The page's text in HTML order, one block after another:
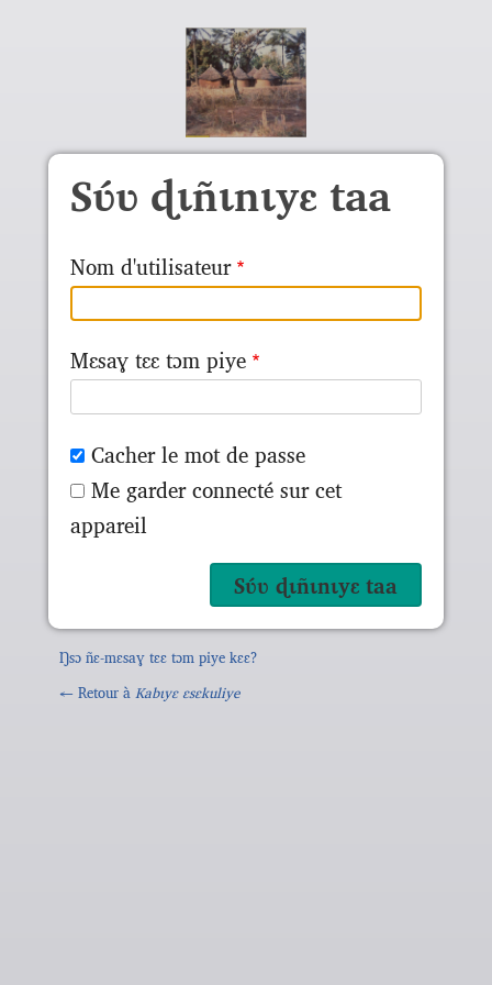
Sʋ́ʋ ɖɩñɩnɩyɛ taa
Nom d'utilisateur
Mɛsaɣ tɛɛ tɔm piye
Cacher le mot de passe
Me garder connecté sur cet
appareil
Ŋsɔ ñɛ-mɛsaɣ tɛɛ tɔm piye kɛɛ?
← Retour à Kabɩyɛ ɛsɛkuliye